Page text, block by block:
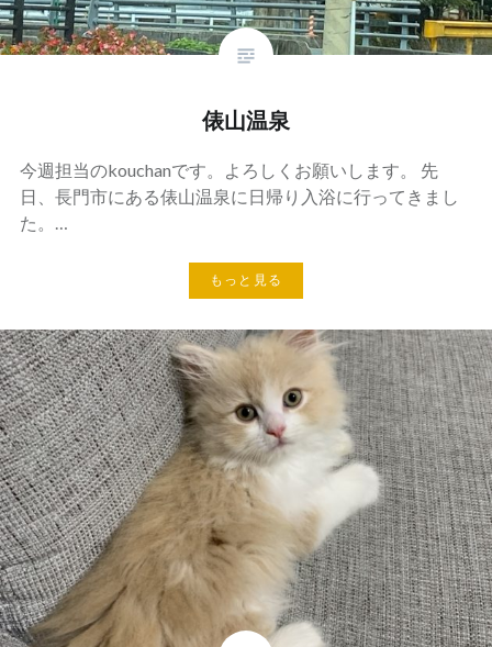
俵山温泉
今週担当のkouchanです。よろしくお願いします。 先
日、長門市にある俵山温泉に日帰り入浴に行ってきまし
た。…
もっと見る